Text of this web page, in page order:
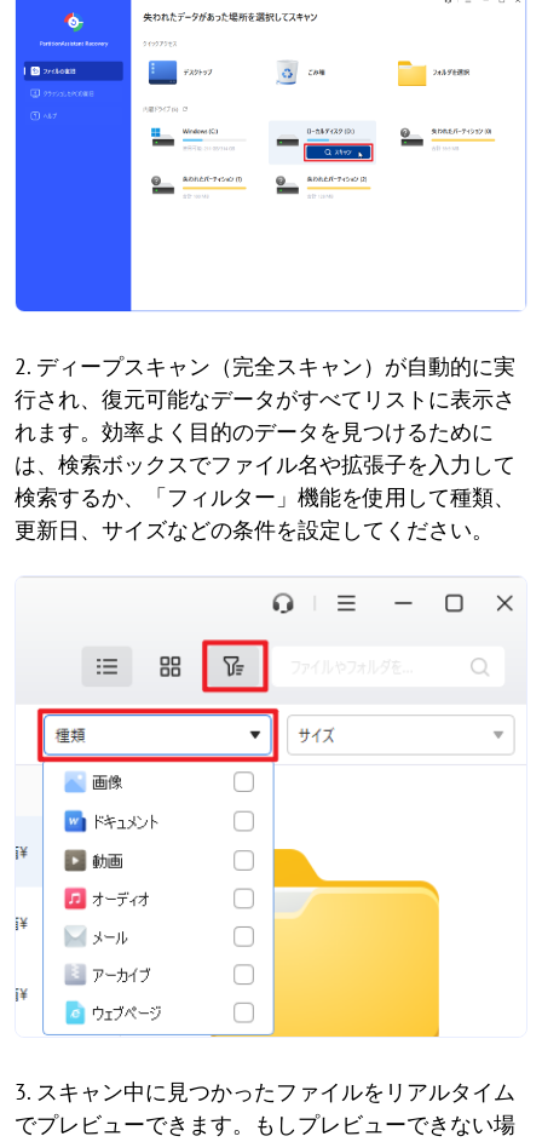
2. ディープスキャン（完全スキャン）が自動的に実
行され、復元可能なデータがすべてリストに表示さ
れます。効率よく目的のデータを見つけるために
は、検索ボックスでファイル名や拡張子を入力して
検索するか、「フィルター」機能を使用して種類、
更新日、サイズなどの条件を設定してください。
3. スキャン中に見つかったファイルをリアルタイム
でプレビューできます。もしプレビューできない場